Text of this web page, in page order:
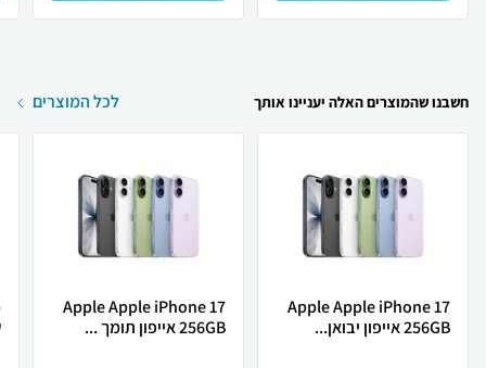
חשבנו שהמוצרים האלה יעניינו אותך לכל המוצרים
Apple Apple iPhone 17
256GB אייפון יבואן...
Apple Apple iPhone 17
256GB אייפון תומך ...